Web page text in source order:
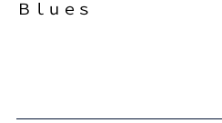
Ｂｌｕｅｓ